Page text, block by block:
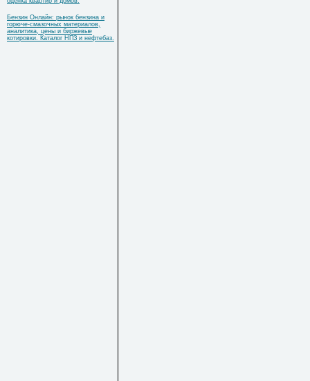
Бензин Онлайн: рынок бензина и
горюче-смазочных материалов,
аналитика, цены и биржевые
котировки. Каталог НПЗ и нефтебаз.